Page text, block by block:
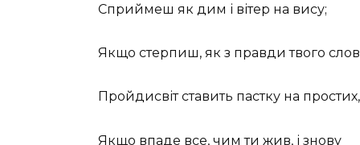
Сприймеш як дим і вітер на вису;
Якщо стерпиш, як з правди твого
Пройдисвіт ставить пастку на простих,
Якщо впаде все, чим ти жив, і знову